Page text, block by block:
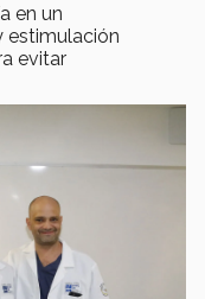
en un
estimulación
evitar